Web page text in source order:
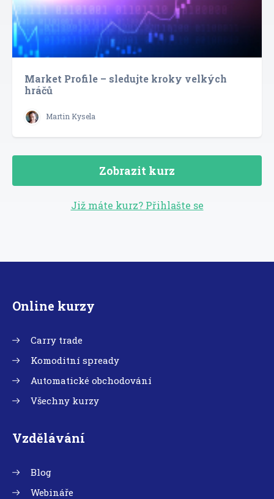
Market Profile – sledujte kroky velkých
hráčů
Martin Kysela
Zobrazit kurz
Již máte kurz? Přihlašte se
Online kurzy
Carry trade
Komoditní spready
Automatické obchodování
Všechny kurzy
Vzdělávání
Blog
Webináře